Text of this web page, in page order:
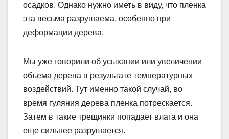
осадков. Однако нужно иметь в виду, что пленка
эта весьма разрушаема, особенно при
деформации дерева.
Мы уже говорили об усыхании или увеличении
объема дерева в результате температурных
воздействий. Тут именно такой случай, во
время гуляния дерева пленка потрескается.
Затем в такие трещинки попадает влага и она
еще сильнее разрушается.